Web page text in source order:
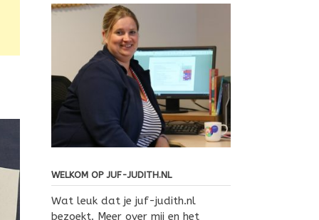
WELKOM OP JUF-JUDITH.NL
Wat leuk dat je juf-judith.nl
bezoekt. Meer over mij en het